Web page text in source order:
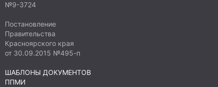
№9-3724
Постановление
Правительства
Красноярского края
от 30.09.2015 №495-п
ШАБЛОНЫ ДОКУМЕНТОВ
ППМИ